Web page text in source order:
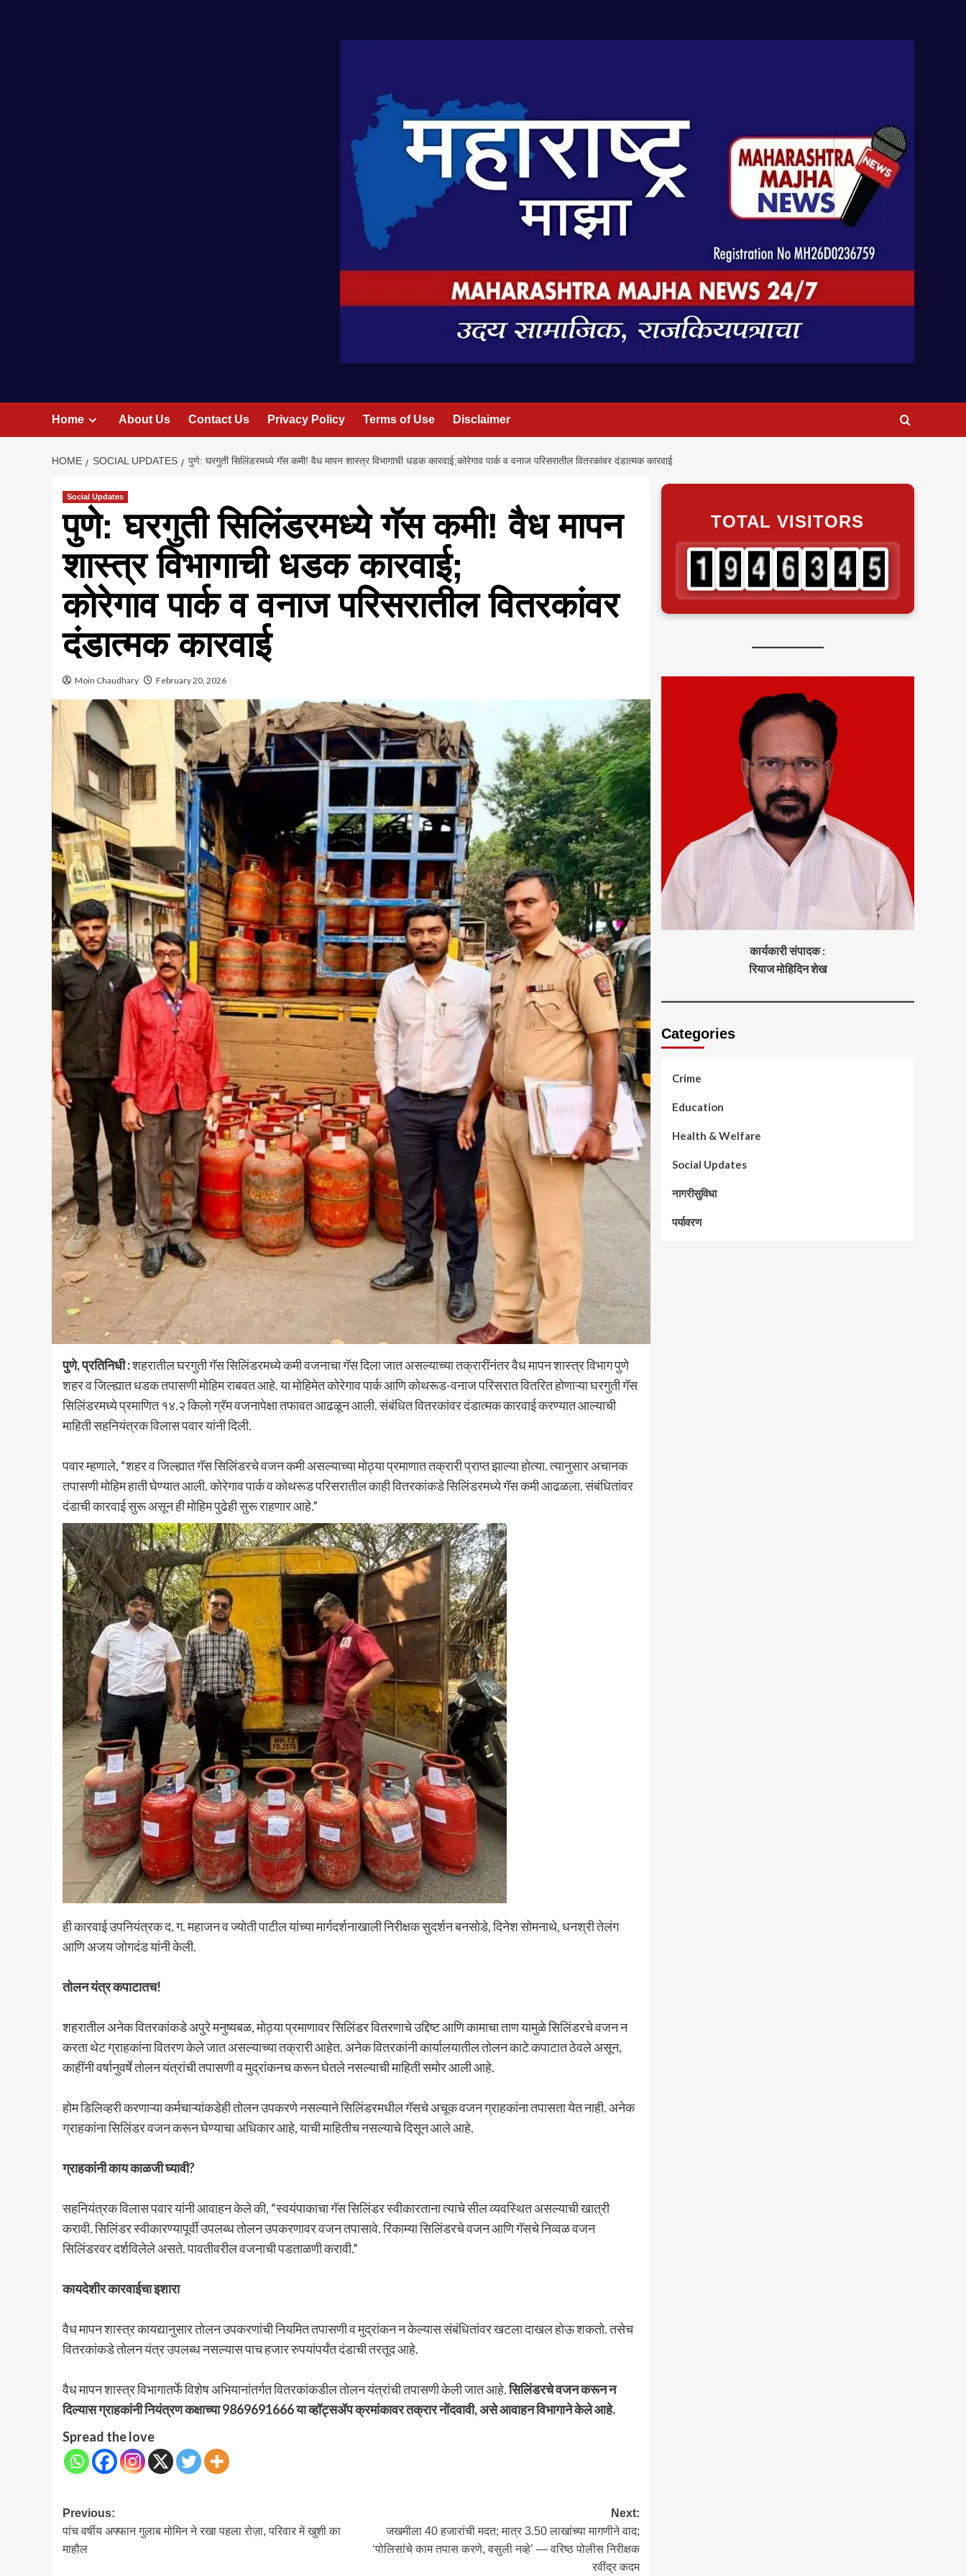
Home About Us Contact Us Privacy Policy Terms of Use Disclaimer
HOME SOCIAL UPDATES पुणे: घरगुती सिलिंडरमध्ये गॅस कमी! वैध मापन शास्त्र विभागाची धडक कारवाई;कोरेगाव पार्क व वनाज परिसरातील वितरकांवर दंडात्मक कारवाई
Social Updates
पुणे: घरगुती सिलिंडरमध्ये गॅस कमी! वैध मापन
शास्त्र विभागाची धडक कारवाई;
कोरेगाव पार्क व वनाज परिसरातील वितरकांवर
दंडात्मक कारवाई
Moin Chaudhary February 20, 2026
पुणे, प्रतिनिधी :शहरातील घरगुती गॅस सिलिंडरमध्ये कमी वजनाचा गॅस दिला जात असल्याच्या तक्रारींनंतर वैध मापन शास्त्र विभाग पुणे
शहर व जिल्ह्यात धडक तपासणी मोहिम राबवत आहे. या मोहिमेत कोरेगाव पार्क आणि कोथरूड-वनाज परिसरात वितरित होणाऱ्या घरगुती गॅस
सिलिंडरमध्ये प्रमाणित १४.२ किलो ग्रॅम वजनापेक्षा तफावत आढळून आली. संबंधित वितरकांवर दंडात्मक कारवाई करण्यात आल्याची
माहिती सहनियंत्रक विलास पवार यांनी दिली.
पवार म्हणाले, “शहर व जिल्ह्यात गॅस सिलिंडरचे वजन कमी असल्याच्या मोठ्या प्रमाणात तक्रारी प्राप्त झाल्या होत्या. त्यानुसार अचानक
तपासणी मोहिम हाती घेण्यात आली. कोरेगाव पार्क व कोथरूड परिसरातील काही वितरकांकडे सिलिंडरमध्ये गॅस कमी आढळला. संबंधितांवर
दंडाची कारवाई सुरू असून ही मोहिम पुढेही सुरू राहणार आहे.”
ही कारवाई उपनियंत्रक द. ग. महाजन व ज्योती पाटील यांच्या मार्गदर्शनाखाली निरीक्षक सुदर्शन बनसोडे, दिनेश सोमनाथे, धनश्री तेलंग
आणि अजय जोगदंड यांनी केली.
तोलन यंत्र कपाटातच!
शहरातील अनेक वितरकांकडे अपुरे मनुष्यबळ, मोठ्या प्रमाणावर सिलिंडर वितरणाचे उद्दिष्ट आणि कामाचा ताण यामुळे सिलिंडरचे वजन न
करता थेट ग्राहकांना वितरण केले जात असल्याच्या तक्रारी आहेत. अनेक वितरकांनी कार्यालयातील तोलन काटे कपाटात ठेवले असून,
काहींनी वर्षानुवर्षे तोलन यंत्रांची तपासणी व मुद्रांकनच करून घेतले नसल्याची माहिती समोर आली आहे.
होम डिलिव्हरी करणाऱ्या कर्मचाऱ्यांकडेही तोलन उपकरणे नसल्याने सिलिंडरमधील गॅसचे अचूक वजन ग्राहकांना तपासता येत नाही. अनेक
ग्राहकांना सिलिंडर वजन करून घेण्याचा अधिकार आहे, याची माहितीच नसल्याचे दिसून आले आहे.
ग्राहकांनी काय काळजी घ्यावी?
सहनियंत्रक विलास पवार यांनी आवाहन केले की, “स्वयंपाकाचा गॅस सिलिंडर स्वीकारताना त्याचे सील व्यवस्थित असल्याची खात्री
करावी. सिलिंडर स्वीकारण्यापूर्वी उपलब्ध तोलन उपकरणावर वजन तपासावे. रिकाम्या सिलिंडरचे वजन आणि गॅसचे निव्वळ वजन
सिलिंडरवर दर्शविलेले असते. पावतीवरील वजनाची पडताळणी करावी.”
कायदेशीर कारवाईचा इशारा
वैध मापन शास्त्र कायद्यानुसार तोलन उपकरणांची नियमित तपासणी व मुद्रांकन न केल्यास संबंधितांवर खटला दाखल होऊ शकतो. तसेच
वितरकांकडे तोलन यंत्र उपलब्ध नसल्यास पाच हजार रुपयांपर्यंत दंडाची तरतूद आहे.
वैध मापन शास्त्र विभागातर्फे विशेष अभियानांतर्गत वितरकांकडील तोलन यंत्रांची तपासणी केली जात आहे.सिलिंडरचे वजन करून न
दिल्यास ग्राहकांनी नियंत्रण कक्षाच्या 9869691666 या व्हॉट्सॲप क्रमांकावर तक्रार नोंदवावी, असे आवाहन विभागाने केले आहे.
Spread the love
Post
navigation
Previous:
पांच वर्षीय अफ्फान गुलाब मोमिन ने रखा पहला रोज़ा, परिवार में खुशी का
माहौल
Next:
जखमीला 40 हजारांची मदत; मात्र 3.50 लाखांच्या मागणीने वाद;
‘पोलिसांचे काम तपास करणे, वसुली नव्हे’ — वरिष्ठ पोलीस निरीक्षक
रवींद्र कदम
TOTAL VISITORS
कार्यकारी संपादक :
रियाज मोहिदिन शेख
Categories
Crime
Education
Health & Welfare
Social Updates
नागरीसुविधा
पर्यावरण